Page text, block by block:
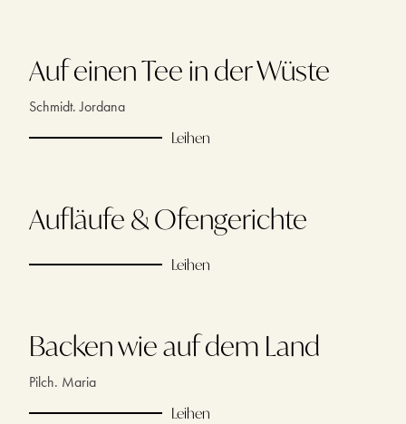
Auf einen Tee in der Wüste
Schmidt. Jordana
Leihen
Aufläufe & Ofengerichte
Leihen
Backen wie auf dem Land
Pilch. Maria
Leihen